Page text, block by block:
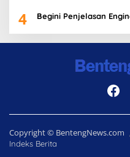
4 Begini Penjelasan
Copyright © BentengNews.com
Indeks Berita